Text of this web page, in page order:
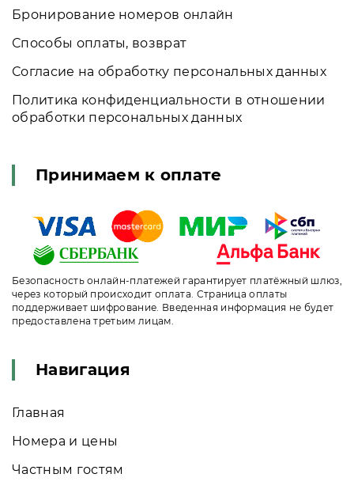
Бронирование номеров онлайн
Способы оплаты, возврат
Согласие на обработку персональных данных
Политика конфиденциальности в отношении
обработки персональных данных
Принимаем к оплате
Безопасность онлайн-платежей гарантирует платёжный шлюз,
через который происходит оплата. Страница оплаты
поддерживает шифрование. Введенная информация не будет
предоставлена третьим лицам.
Навигация
Главная
Номера и цены
Частным гостям